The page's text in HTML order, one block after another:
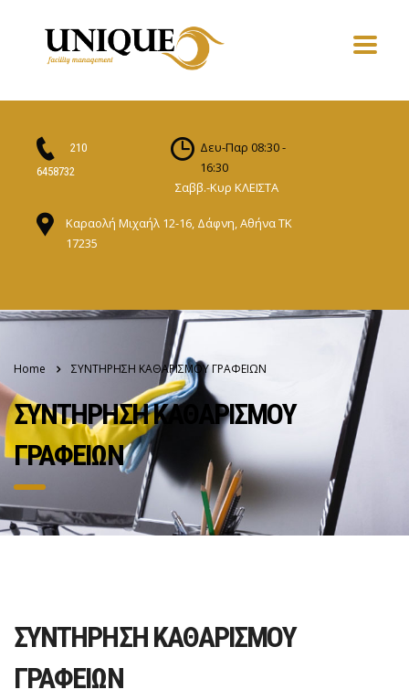
210
6458732
Δευ-Παρ 08:30 -
16:30
Σαββ.-Κυρ ΚΛΕΙΣΤΑ
Καραολή Μιχαήλ 12-16, Δάφνη, Αθήνα ΤΚ
17235
Home ΣΥΝΤΗΡΗΣΗ ΚΑΘΑΡΙΣΜΟΥ ΓΡΑΦΕΙΩΝ
ΣΥΝΤΗΡΗΣΗ ΚΑΘΑΡΙΣΜΟΥ
ΓΡΑΦΕΙΩΝ
ΣΥΝΤΗΡΗΣΗ ΚΑΘΑΡΙΣΜΟΥ
ΓΡΑΦΕΙΩΝ